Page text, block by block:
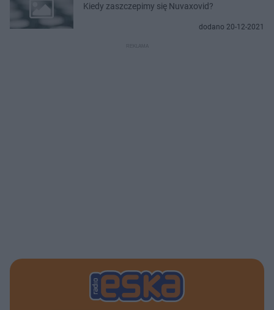
Kiedy zaszczepimy się Nuvaxovid?
dodano 20-12-2021